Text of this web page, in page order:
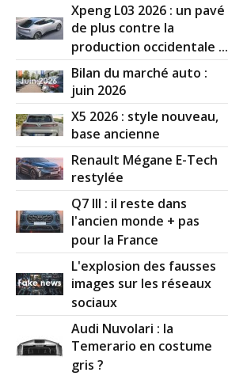
Xpeng L03 2026 : un pavé
de plus contre la
production occidentale ...
Bilan du marché auto :
juin 2026
X5 2026 : style nouveau,
base ancienne
Renault Mégane E-Tech
restylée
Q7 III : il reste dans
l'ancien monde + pas
pour la France
L'explosion des fausses
images sur les réseaux
sociaux
Audi Nuvolari : la
Temerario en costume
gris ?